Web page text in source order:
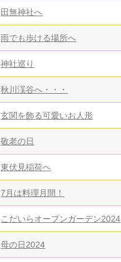
田無神社へ
雨でも歩ける場所へ
神社巡り
秋川渓谷へ・・・
玄関を飾る可愛いお人形
敬老の日
東伏見稲荷へ
7月は料理月間！
こだいらオープンガーデン2024
母の日2024